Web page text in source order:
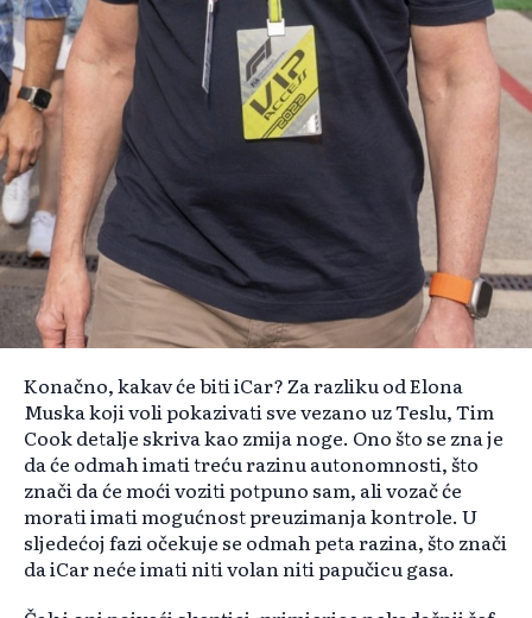
Konačno, kakav će biti iCar? Za razliku od Elona
Muska koji voli pokazivati sve vezano uz Teslu, Tim
Cook detalje skriva kao zmija noge. Ono što se zna je
da će odmah imati treću razinu autonomnosti, što
znači da će moći voziti potpuno sam, ali vozač će
morati imati mogućnost preuzimanja kontrole. U
sljedećoj fazi očekuje se odmah peta razina, što znači
da iCar neće imati niti volan niti papučicu gasa.